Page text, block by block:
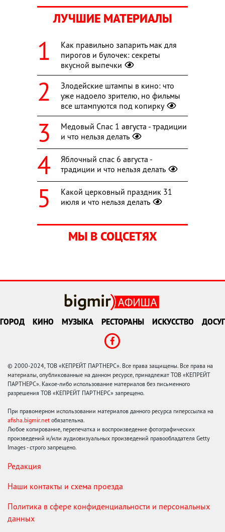
ЛУЧШИЕ МАТЕРИАЛЫ
Как правильно запарить мак для
пирогов и булочек: секреты
вкусной выпечки
Злодейские штампы в кино: что
уже надоело зрителю, но фильмы
все штампуются под копирку
Медовый Спас 1 августа - традиции
и что нельзя делать
Яблочный спас 6 августа -
традиции и что нельзя делать
Какой церковный праздник 31
июля и что нельзя делать
МЫ В СОЦСЕТЯХ
ГОРОД КИНО МУЗЫКА РЕСТОРАНЫ ИСКУССТВО ДОСУГ
© 2000-2024, ТОВ «КЕПРЕЙТ ПАРТНЕРС». Все права защищены. Все права на
материалы, опубликованные на данном ресурсе, принадлежат ТОВ «КЕПРЕЙТ
ПАРТНЕРС». Какое-либо использование материалов без письменного
разрешения ТОВ «КЕПРЕЙТ ПАРТНЕРС» запрещено.
При правомерном использовании материалов данного ресурса гиперссылка на
afisha.bigmir.net обязательна.
Любое копирование, перепечатка и воспроизведение фотографических
произведений и/или аудиовизуальных произведений правообладателя Getty
Images - строго запрещено.
Редакция
Наши контакты и схема проезда
Политика в сфере конфиденциальности и персональных
данных